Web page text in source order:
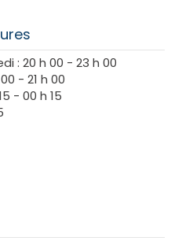
végétaliens sont
préalable uniquement.
: 20 h 00 - 23 h 00
- 21 h 00
- 00 h 15